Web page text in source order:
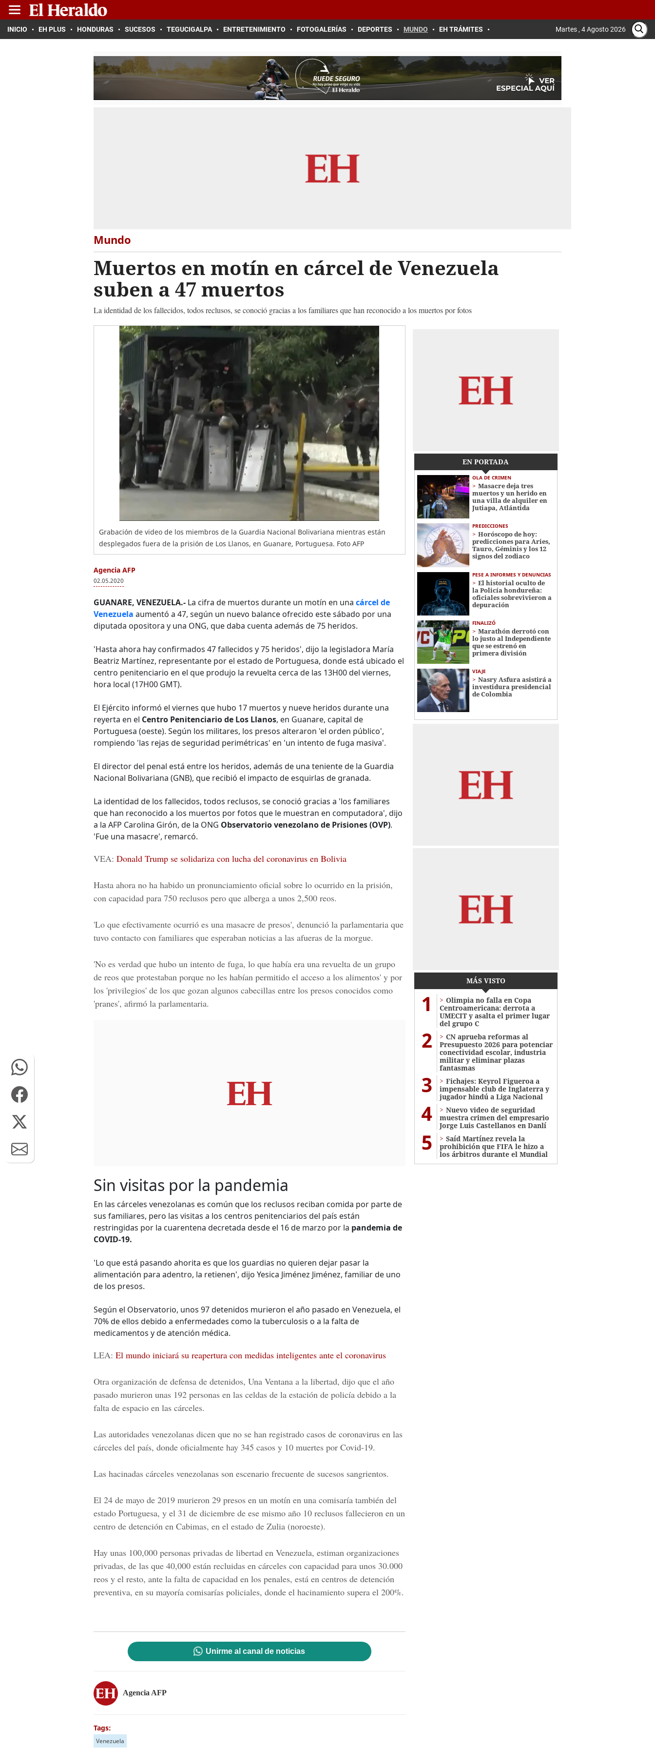
INICIO EH PLUS HONDURAS SUCESOS TEGUCIGALPA ENTRETENIMIENTO FOTOGALERÍAS DEPORTES MUNDO EH TRÁMITES Martes , 4 Agosto 2026
Mundo
Muertos en motín en cárcel de Venezuela
suben a 47 muertos
La identidad de los fallecidos, todos reclusos, se conoció gracias a los familiares que han reconocido a los muertos por fotos
Grabación de video de los miembros de la Guardia Nacional Bolivariana mientras están
desplegados fuera de la prisión de Los Llanos, en Guanare, Portuguesa. Foto AFP
Agencia AFP
02.05.2020
GUANARE, VENEZUELA.- La cifra de muertos durante un motín en una cárcel de
Venezuela aumentó a 47, según un nuevo balance ofrecido este sábado por una
diputada opositora y una ONG, que daba cuenta además de 75 heridos.
'Hasta ahora hay confirmados 47 fallecidos y 75 heridos', dijo la legisladora María
Beatriz Martínez, representante por el estado de Portuguesa, donde está ubicado el
centro penitenciario en el que produjo la revuelta cerca de las 13H00 del viernes,
hora local (17H00 GMT).
El Ejército informó el viernes que hubo 17 muertos y nueve heridos durante una
reyerta en el Centro Penitenciario de Los Llanos, en Guanare, capital de
Portuguesa (oeste). Según los militares, los presos alteraron 'el orden público',
rompiendo 'las rejas de seguridad perimétricas' en 'un intento de fuga masiva'.
El director del penal está entre los heridos, además de una teniente de la Guardia
Nacional Bolivariana (GNB), que recibió el impacto de esquirlas de granada.
La identidad de los fallecidos, todos reclusos, se conoció gracias a 'los familiares
que han reconocido a los muertos por fotos que le muestran en computadora', dijo
a la AFP Carolina Girón, de la ONG Observatorio venezolano de Prisiones (OVP).
'Fue una masacre', remarcó.
VEA: Donald Trump se solidariza con lucha del coronavirus en Bolivia
Hasta ahora no ha habido un pronunciamiento oficial sobre lo ocurrido en la prisión,
con capacidad para 750 reclusos pero que alberga a unos 2,500 reos.
'Lo que efectivamente ocurrió es una masacre de presos', denunció la parlamentaria que
tuvo contacto con familiares que esperaban noticias a las afueras de la morgue.
'No es verdad que hubo un intento de fuga, lo que había era una revuelta de un grupo
de reos que protestaban porque no les habían permitido el acceso a los alimentos' y por
los 'privilegios' de los que gozan algunos cabecillas entre los presos conocidos como
'pranes', afirmó la parlamentaria.
Sin visitas por la pandemia
En las cárceles venezolanas es común que los reclusos reciban comida por parte de
sus familiares, pero las visitas a los centros penitenciarios del país están
restringidas por la cuarentena decretada desde el 16 de marzo por la pandemia de
COVID-19.
'Lo que está pasando ahorita es que los guardias no quieren dejar pasar la
alimentación para adentro, la retienen', dijo Yesica Jiménez Jiménez, familiar de uno
de los presos.
Según el Observatorio, unos 97 detenidos murieron el año pasado en Venezuela, el
70% de ellos debido a enfermedades como la tuberculosis o a la falta de
medicamentos y de atención médica.
LEA: El mundo iniciará su reapertura con medidas inteligentes ante el coronavirus
Otra organización de defensa de detenidos, Una Ventana a la libertad, dijo que el año
pasado murieron unas 192 personas en las celdas de la estación de policía debido a la
falta de espacio en las cárceles.
Las autoridades venezolanas dicen que no se han registrado casos de coronavirus en las
cárceles del país, donde oficialmente hay 345 casos y 10 muertes por Covid-19.
Las hacinadas cárceles venezolanas son escenario frecuente de sucesos sangrientos.
El 24 de mayo de 2019 murieron 29 presos en un motín en una comisaría también del
estado Portuguesa, y el 31 de diciembre de ese mismo año 10 reclusos fallecieron en un
centro de detención en Cabimas, en el estado de Zulia (noroeste).
Hay unas 100,000 personas privadas de libertad en Venezuela, estiman organizaciones
privadas, de las que 40,000 están recluidas en cárceles con capacidad para unos 30.000
reos y el resto, ante la falta de capacidad en los penales, está en centros de detención
preventiva, en su mayoría comisarías policiales, donde el hacinamiento supera el 200%.
Unirme al canal de noticias
Agencia AFP
Tags:
Venezuela
EN PORTADA
OLA DE CRIMEN
Masacre deja tres
muertos y un herido en
una villa de alquiler en
Jutiapa, Atlántida
PREDICCIONES
Horóscopo de hoy:
predicciones para Aries,
Tauro, Géminis y los 12
signos del zodiaco
PESE A INFORMES Y DENUNCIAS
El historial oculto de
la Policía hondureña:
oficiales sobrevivieron a
depuración
FINALIZÓ
Marathón derrotó con
lo justo al Independiente
que se estrenó en
primera división
VIAJE
Nasry Asfura asistirá a
investidura presidencial
de Colombia
MÁS VISTO
1
Olimpia no falla en Copa
Centroamericana: derrota a
UMECIT y asalta el primer lugar
del grupo C
2
CN aprueba reformas al
Presupuesto 2026 para potenciar
conectividad escolar, industria
militar y eliminar plazas
fantasmas
3
Fichajes: Keyrol Figueroa a
impensable club de Inglaterra y
jugador hindú a Liga Nacional
4
Nuevo video de seguridad
muestra crimen del empresario
Jorge Luis Castellanos en Danlí
5
Saíd Martínez revela la
prohibición que FIFA le hizo a
los árbitros durante el Mundial